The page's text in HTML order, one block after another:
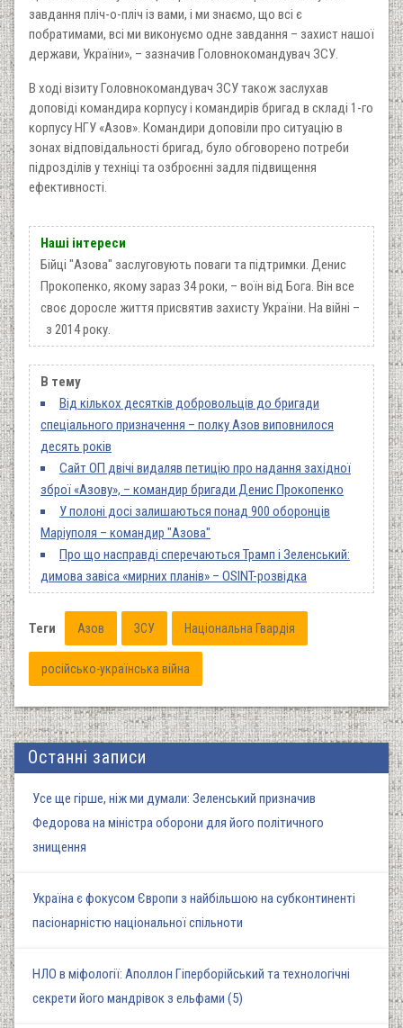
завдання пліч-о-пліч із вами, і ми знаємо, що всі є
побратимами, всі ми виконуємо одне завдання – захист нашої
держави, України», – зазначив Головнокомандувач ЗСУ.
В ході візиту Головнокомандувач ЗСУ також заслухав
доповіді командира корпусу і командирів бригад в складі 1-го
корпусу НГУ «Азов». Командири доповіли про ситуацію в
зонах відповідальності бригад, було обговорено потреби
підрозділів у техніці та озброєнні задля підвищення
ефективності.
Наші інтереси
Бійці "Азова" заслуговують поваги та підтримки. Денис
Прокопенко, якому зараз 34 роки, – воїн від Бога. Він все
своє доросле життя присвятив захисту України. На війні –
з 2014 року.
В тему
Від кількох десятків добровольців до бригади
спеціального призначення – полку Азов виповнилося
десять років
Сайт ОП двічі видаляв петицію про надання західної
зброї «Азову», – командир бригади Денис Прокопенко
У полоні досі залишаються понад 900 оборонців
Маріуполя – командир "Азова"
Про що насправді сперечаються Трамп і Зеленський:
димова завіса «мирних планів» – OSINT-розвідка
Теги Азов ЗСУ Національна Гвардія
російсько-українська війна
Останні записи
Усе ще гірше, ніж ми думали: Зеленський призначив
Федорова на міністра оборони для його політичного
знищення
Україна є фокусом Європи з найбільшою на субконтиненті
пасіонарністю національної спільноти
НЛО в міфології: Аполлон Гіперборійський та технологічні
секрети його мандрівок з ельфами (5)